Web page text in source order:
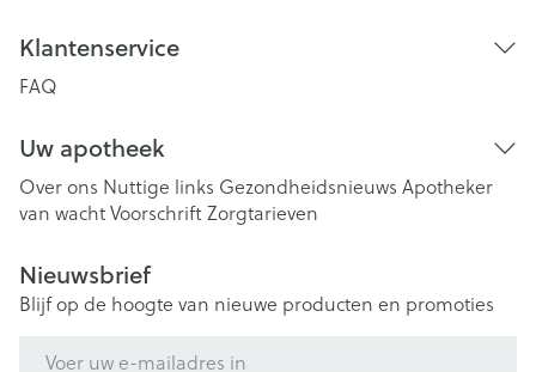
Klantenservice
FAQ
Uw apotheek
Over ons Nuttige links Gezondheidsnieuws Apotheker
van wachtVoorschriftZorgtarieven
Nieuwsbrief
Blijf op de hoogte van nieuwe producten en promoties